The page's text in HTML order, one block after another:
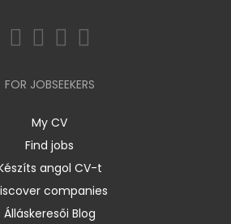
FOR JOBSEEKERS
My CV
Find jobs
angol CV-t
companies
Álláskeresői Blog